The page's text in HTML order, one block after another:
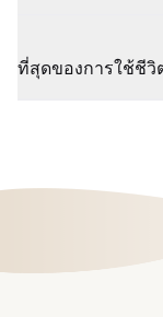
ที่สุดของการใช้ชีวิ